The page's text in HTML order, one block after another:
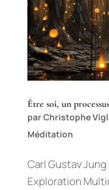
Être soi, un
parChristophe
Méditation
Carl Gustav
Exploration